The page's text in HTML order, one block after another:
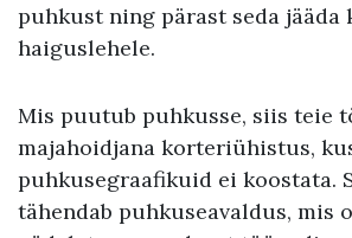
puhkust ning pärast seda jääda
haiguslehele.
Mis puutub puhkusse, siis teie
majahoidjana korteriühistus,
puhkusegraafikuid ei koostata.
tähendab puhkuseavaldus, mis